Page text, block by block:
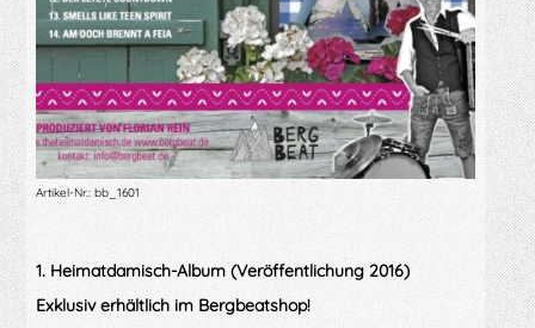
Artikel-Nr.: bb_1601
1. Heimatdamisch-Album (Veröffentlichung 2016)
Exklusiv erhältlich im Bergbeatshop!